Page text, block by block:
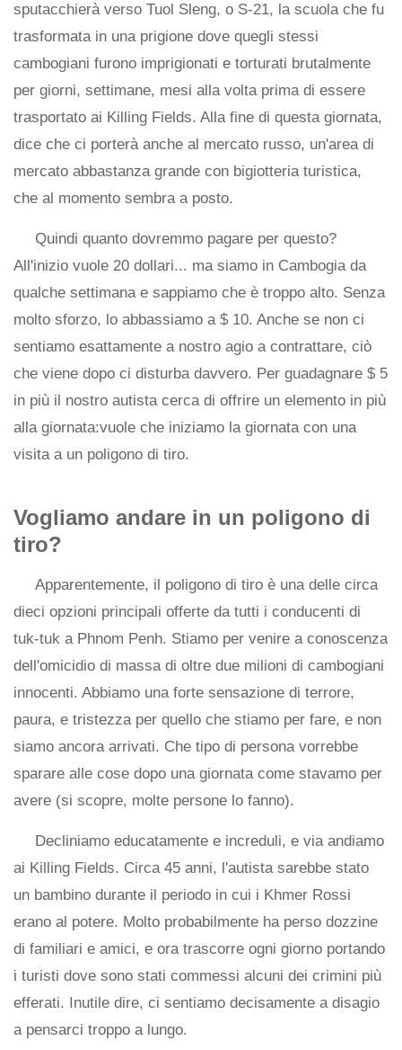
sputacchierà verso Tuol Sleng, o S-21, la scuola che fu
trasformata in una prigione dove quegli stessi
cambogiani furono imprigionati e torturati brutalmente
per giorni, settimane, mesi alla volta prima di essere
trasportato ai Killing Fields. Alla fine di questa giornata,
dice che ci porterà anche al mercato russo, un'area di
mercato abbastanza grande con bigiotteria turistica,
che al momento sembra a posto.
Quindi quanto dovremmo pagare per questo?
All'inizio vuole 20 dollari... ma siamo in Cambogia da
qualche settimana e sappiamo che è troppo alto. Senza
molto sforzo, lo abbassiamo a $ 10. Anche se non ci
sentiamo esattamente a nostro agio a contrattare, ciò
che viene dopo ci disturba davvero. Per guadagnare $ 5
in più il nostro autista cerca di offrire un elemento in più
alla giornata:vuole che iniziamo la giornata con una
visita a un poligono di tiro.
Vogliamo andare in un poligono di
tiro?
Apparentemente, il poligono di tiro è una delle circa
dieci opzioni principali offerte da tutti i conducenti di
tuk-tuk a Phnom Penh. Stiamo per venire a conoscenza
dell'omicidio di massa di oltre due milioni di cambogiani
innocenti. Abbiamo una forte sensazione di terrore,
paura, e tristezza per quello che stiamo per fare, e non
siamo ancora arrivati. Che tipo di persona vorrebbe
sparare alle cose dopo una giornata come stavamo per
avere (si scopre, molte persone lo fanno).
Decliniamo educatamente e increduli, e via andiamo
ai Killing Fields. Circa 45 anni, l'autista sarebbe stato
un bambino durante il periodo in cui i Khmer Rossi
erano al potere. Molto probabilmente ha perso dozzine
di familiari e amici, e ora trascorre ogni giorno portando
i turisti dove sono stati commessi alcuni dei crimini più
efferati. Inutile dire, ci sentiamo decisamente a disagio
a pensarci troppo a lungo.